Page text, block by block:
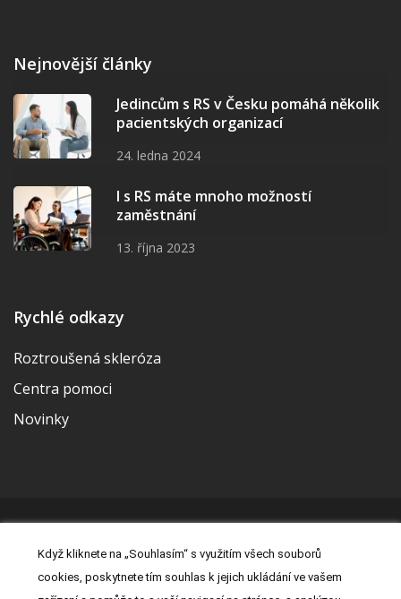
Nejnovější články
Jedincům s RS v Česku pomáhá několik
pacientských organizací
24. ledna 2024
I s RS máte mnoho možností
zaměstnání
13. října 2023
Rychlé odkazy
Roztroušená skleróza
Centra pomoci
Novinky
Právní prohlášení|Prohlášení o cookies|Nastavení cookies
Kontakt|Zásady zpracování osobních údajů
Když kliknete na „Souhlasím“ s využitím všech souborů
cookies, poskytnete tím souhlas k jejich ukládání ve vašem